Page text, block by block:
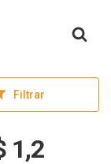
Filtrar
1,2